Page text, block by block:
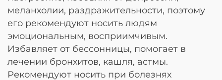
меланхолии, раздражительности, поэтому
его рекомендуют носить людям
эмоциональным, восприимчивым.
Избавляет от бессонницы, помогает в
лечении бронхитов, кашля, астмы.
Рекомендуют носить при болезнях